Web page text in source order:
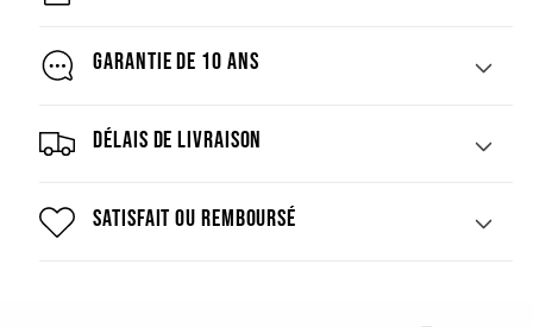
Garantie de 10 ans
Délais de livraison
Satisfait ou remboursé